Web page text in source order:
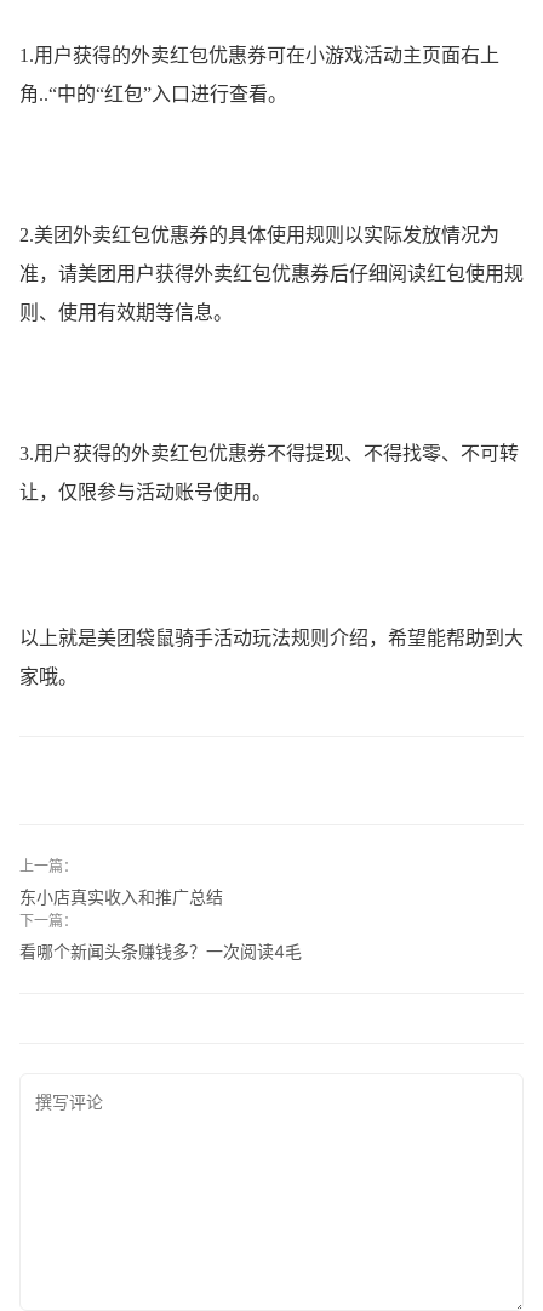
1.用户获得的外卖红包优惠券可在小游戏活动主页面右上
角..“中的“红包”入口进行查看。
2.美团外卖红包优惠券的具体使用规则以实际发放情况为
准，请美团用户获得外卖红包优惠券后仔细阅读红包使用规
则、使用有效期等信息。
3.用户获得的外卖红包优惠券不得提现、不得找零、不可转
让，仅限参与活动账号使用。
以上就是美团袋鼠骑手活动玩法规则介绍，希望能帮助到大
家哦。
上一篇：
东小店真实收入和推广总结
下一篇：
看哪个新闻头条赚钱多？一次阅读4毛